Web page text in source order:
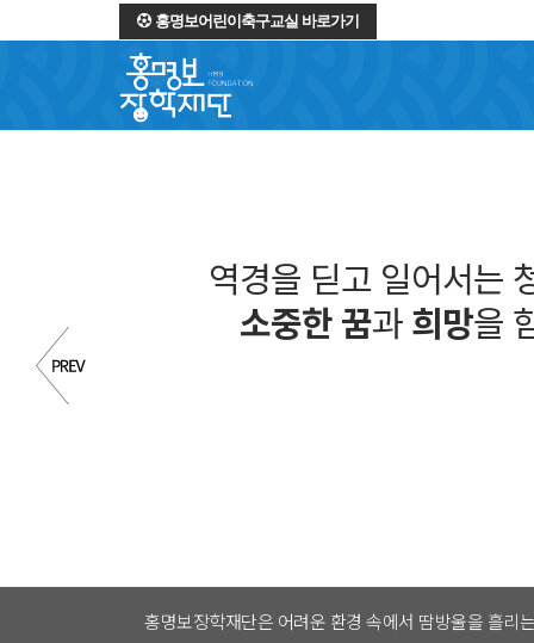
홍명보어린이축구교실 바로가기
역경을 딛고 일어서는
소중한 꿈과희망을
홍명보장학재단은 어려운 환경 속에서 땀방울을 흘리